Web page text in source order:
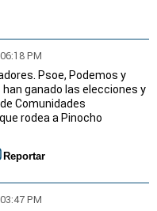
PM
Psoe, Podemos y
ganado las elecciones y
Comunidades
rodea a Pinocho
Reportar
PM